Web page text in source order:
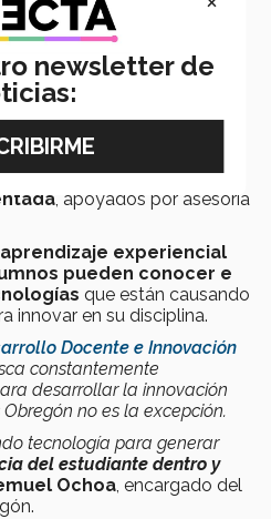
como el que se dió
y su "boom" en los 90's.,
se va a llegar a eso con
el profesor Juan Torres.
Obregón
de clases en
, apoyados por asesoría
aprendizaje experiencial
pueden conocer e
que están causando
innovar en su disciplina.
Docente e Innovación
constantemente
desarrollar la innovación
no es la excepción.
tecnología para generar
del estudiante dentro y
Ochoa, encargado del
newsletter de